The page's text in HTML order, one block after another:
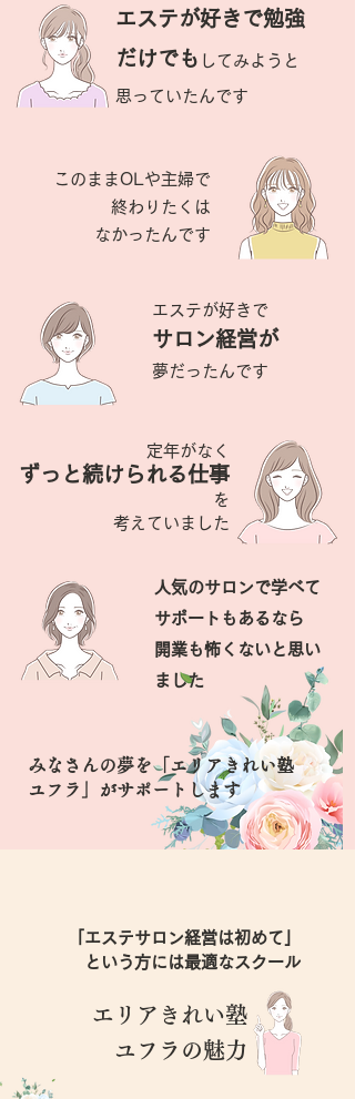
エステが好きで勉強
だけでも してみようと
思っていたんです
このままOLや主婦で
​終わりたくは
なかったんです
エステが好きで
サロン経営が
夢だったんです
定年がなく
ずっと続けられる仕事
を
​考えていました
みなさんの夢を「エリアきれい塾
ユフラ」がサポートします
人気のサロンで学べて
サポートもあるなら
開業も怖くないと思い
ました
「エステサロン経営は初めて」
​という方には最適なスクール
エリアきれい塾
​ユフラの魅力